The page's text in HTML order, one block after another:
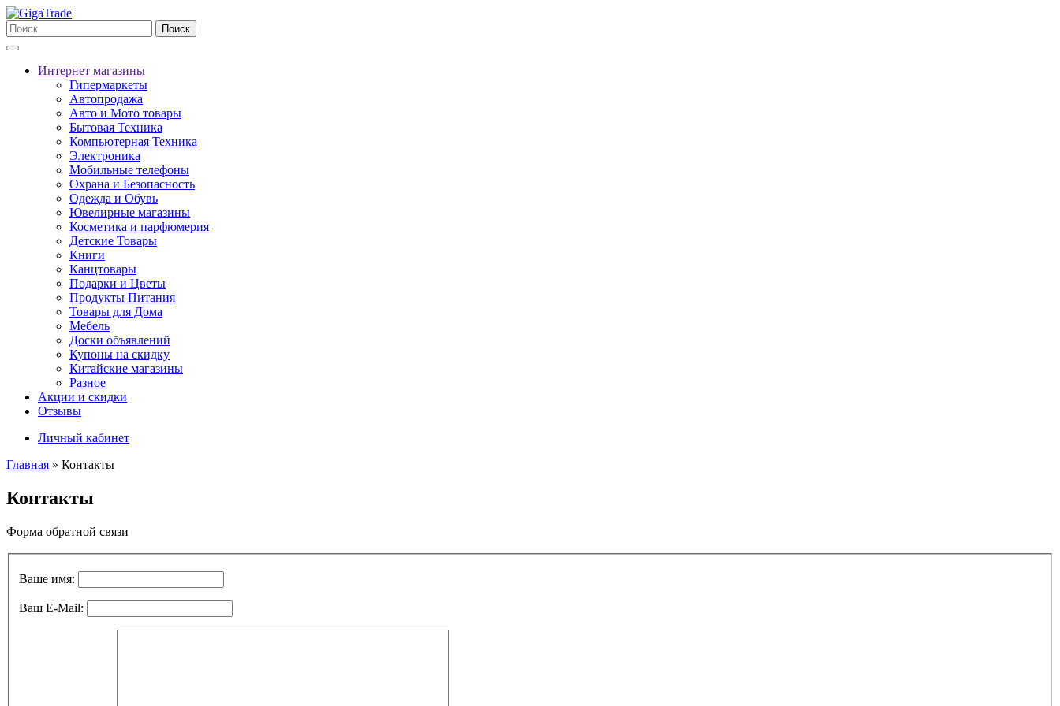
Поиск
Интернет магазины
Гипермаркеты
Автопродажа
Авто и Мото товары
Бытовая Техника
Компьютерная Техника
Электроника
Мобильные телефоны
Охрана и Безопасность
Одежда и Обувь
Ювелирные магазины
Косметика и парфюмерия
Детские Товары
Книги
Канцтовары
Подарки и Цветы
Продукты Питания
Товары для Дома
Мебель
Доски объявлений
Купоны на скидку
Китайские магазины
Разное
Акции и скидки
Отзывы
Личный кабинет
Главная » Контакты
Контакты
Форма обратной связи
Ваше имя:
Ваш E-Mail: